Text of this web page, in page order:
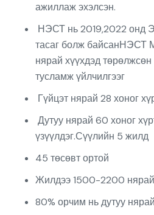
ажиллаж эхэлсэн.
НЭСТ нь 2019,2022 онд
тасаг болж байсанНЭСТ
нярай хүүхдэд
тусламж үйлчилгээг
Гүйцэт нярай 28 хоног
Дутуу нярай 60 хоног
үзүүлдэг.Сүүлийн 5 жилд
45 төсөвт ортой
Жилдээ 1500-2200
80% орчим нь дутуу нярай